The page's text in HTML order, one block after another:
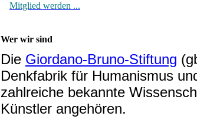
Mitglied werden ...
Wer wir sind
Die Giordano-Bruno-Stiftung
Denkfabrik für Humanismus
zahlreiche bekannte
Künstler angehören.